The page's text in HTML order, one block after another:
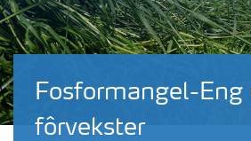
Fosformangel-Eng
fôrvekster